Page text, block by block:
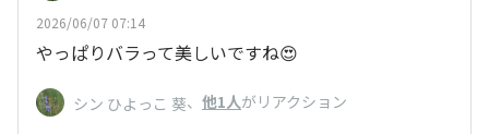
2026/06/07 07:14
やっぱりバラって美しいですね😍
シン ひよっこ 葵、 他1人がリアクション